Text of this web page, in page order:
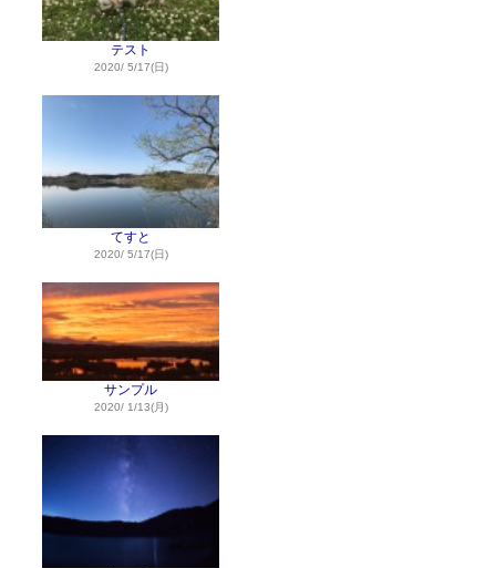
テスト
2020/ 5/17(日)
てすと
2020/ 5/17(日)
サンプル
2020/ 1/13(月)